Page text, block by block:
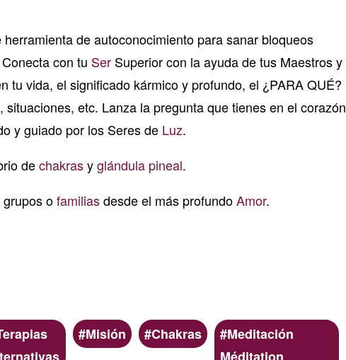
de autoconocimiento para sanar bloqueos
con tu Ser Superior con la ayuda de tus Maestros y
tu vida, el significado kármico y profundo, el ¿PARA QUÉ?
etc. Lanza la pregunta que tienes en el corazón
y guiado por los Seres de Luz.
dechakrasyglándula pineal.
ofamiliasdesde el más profundoAmor.
Misión Chakras
Meditación